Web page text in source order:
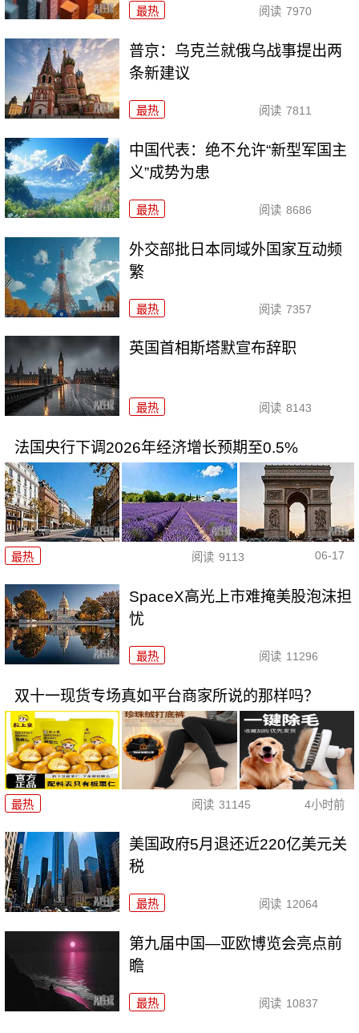
最热 阅读 7970
普京：乌克兰就俄乌战事提出两
条新建议
最热 阅读 7811
中国代表：绝不允许“新型军国主
义”成势为患
最热 阅读 8686
外交部批日本同域外国家互动频
繁
最热 阅读 7357
英国首相斯塔默宣布辞职
最热 阅读 8143
法国央行下调2026年经济增长预期至0.5%
最热 阅读 9113 06-17
SpaceX高光上市难掩美股泡沫担
忧
最热 阅读 11296
双十一现货专场真如平台商家所说的那样吗？
最热 阅读 31145 4小时前
美国政府5月退还近220亿美元关
税
最热 阅读 12064
第九届中国—亚欧博览会亮点前
瞻
最热 阅读 10837